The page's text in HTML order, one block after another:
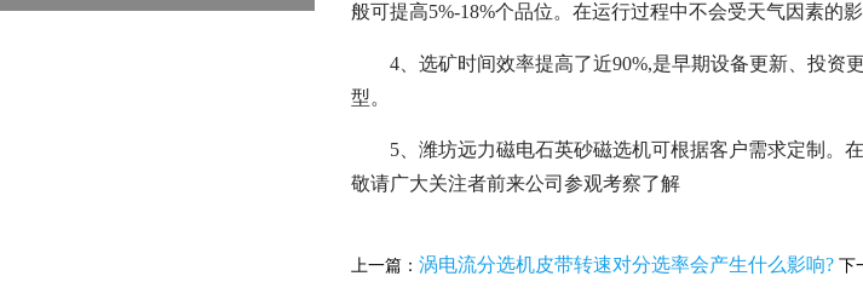
般可提高5%-18%个品位。在运行过程中不会受天气因素的影
4、选矿时间效率提高了近90%,是早期设备更新、投
型。
5、潍坊远力磁电石英砂磁选机可根据客户需求定制。
敬请广大关注者前来公司参观考察了解
上一篇： 涡电流分选机皮带转速对分选率会产生什么影响? 下